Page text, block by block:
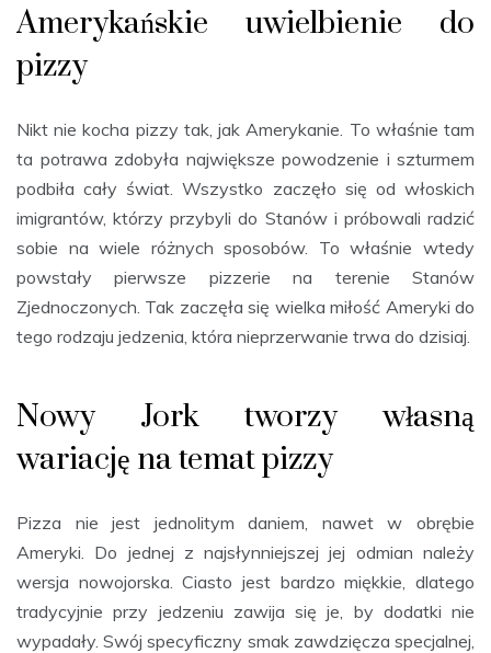
Amerykańskie uwielbienie do
pizzy
Nikt nie kocha pizzy tak, jak Amerykanie. To właśnie tam
ta potrawa zdobyła największe powodzenie i szturmem
podbiła cały świat. Wszystko zaczęło się od włoskich
imigrantów, którzy przybyli do Stanów i próbowali radzić
sobie na wiele różnych sposobów. To właśnie wtedy
powstały pierwsze pizzerie na terenie Stanów
Zjednoczonych. Tak zaczęła się wielka miłość Ameryki do
tego rodzaju jedzenia, która nieprzerwanie trwa do dzisiaj.
Nowy Jork tworzy własną
wariację na temat pizzy
Pizza nie jest jednolitym daniem, nawet w obrębie
Ameryki. Do jednej z najsłynniejszej jej odmian należy
wersja nowojorska. Ciasto jest bardzo miękkie, dlatego
tradycyjnie przy jedzeniu zawija się je, by dodatki nie
wypadały. Swój specyficzny smak zawdzięcza specjalnej,